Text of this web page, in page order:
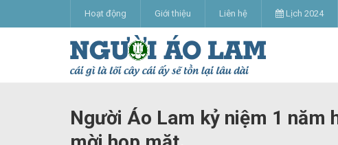
Hoạt động Giới thiệu Liên hệ Lịch 2024
Người Áo Lam kỷ niệm 1 năm